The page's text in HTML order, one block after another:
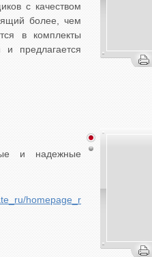
с качеством
более, чем
в комплекты
и предлагается
и надежные
homepage_ru/homepage.html